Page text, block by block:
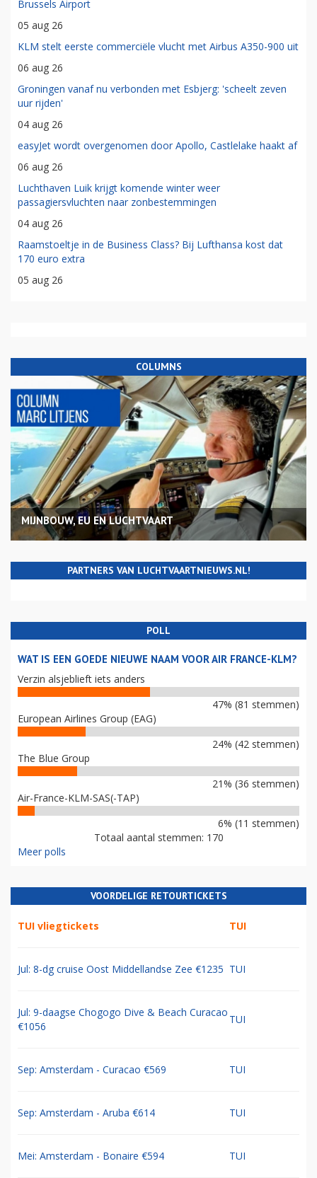
Brussels Airport
05 aug 26
KLM stelt eerste commerciële vlucht met Airbus A350-900 uit
06 aug 26
Groningen vanaf nu verbonden met Esbjerg: 'scheelt zeven
uur rijden'
04 aug 26
easyJet wordt overgenomen door Apollo, Castlelake haakt af
06 aug 26
Luchthaven Luik krijgt komende winter weer
passagiersvluchten naar zonbestemmingen
04 aug 26
Raamstoeltje in de Business Class? Bij Lufthansa kost dat
170 euro extra
05 aug 26
COLUMNS
MIJNBOUW, EU EN LUCHTVAART
PARTNERS VAN LUCHTVAARTNIEUWS.NL!
POLL
WAT IS EEN GOEDE NIEUWE NAAM VOOR AIR FRANCE-KLM?
Verzin alsjeblieft iets anders
47% (81 stemmen)
European Airlines Group (EAG)
24% (42 stemmen)
The Blue Group
21% (36 stemmen)
Air-France-KLM-SAS(-TAP)
6% (11 stemmen)
Totaal aantal stemmen: 170
Meer polls
VOORDELIGE RETOURTICKETS
TUI vliegtickets TUI
Jul: 8-dg cruise Oost Middellandse Zee €1235 TUI
Jul: 9-daagse Chogogo Dive & Beach Curacao
€1056
TUI
Sep: Amsterdam - Curacao €569 TUI
Sep: Amsterdam - Aruba €614 TUI
Mei: Amsterdam - Bonaire €594 TUI